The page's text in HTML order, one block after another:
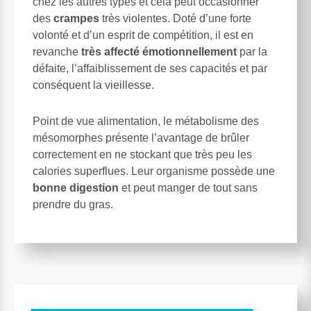
des crampes très violentes. Doté d’une forte
volonté et d’un esprit de compétition, il est en
revanche très affecté émotionnellement par la
défaite, l’affaiblissement de ses capacités et par
conséquent la vieillesse.
Point de vue alimentation, le métabolisme des
mésomorphes présente l’avantage de brûler
correctement en ne stockant que très peu les
calories superflues. Leur organisme possède une
bonne digestion et peut manger de tout sans
prendre du gras.